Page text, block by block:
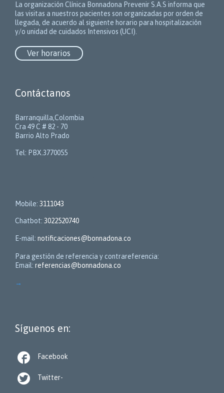
La organización Clínica Bonnadona Prevenir S.A.S informa que
las visitas a nuestros pacientes son organizadas por orden de
llegada, de acuerdo al siguiente horario para hospitalización
y/o unidad de cuidados Intensivos (UCI).
Ver horarios
Contáctanos
Barranquilla,Colombia
Cra 49 C # 82 - 70
Barrio Alto Prado
Tel: PBX.3770055
Mobile: 3111043
Chatbot: 3022520740
E-mail: notificaciones@bonnadona.co
Para gestión de referencia y contrareferencia:
Email: referencias@bonnadona.co
→
Síguenos en:
 Facebook
 Twitter-